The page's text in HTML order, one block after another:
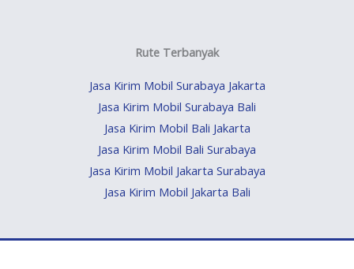
Rute Terbanyak
Jasa Kirim Mobil Surabaya Jakarta
Jasa Kirim Mobil Surabaya Bali
Jasa Kirim Mobil Bali Jakarta
Jasa Kirim Mobil Bali Surabaya
Jasa Kirim Mobil Jakarta Surabaya
Jasa Kirim Mobil Jakarta Bali